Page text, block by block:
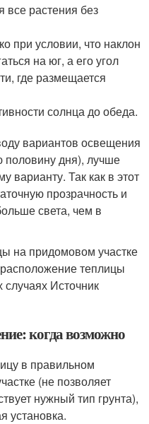
все растения без
при условии, что наклон
на юг, а его угол
где размещается
солнца до обеда.
вариантов освещения
дня), лучше
варианту. Так как в этот
прозрачность и
света, чем в
на придомовом участке
теплицы
Источник
когда возможно
в правильном
(не позволяет
нужный тип грунта),
установка.